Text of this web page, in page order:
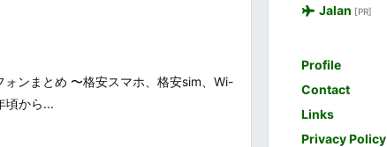
ンまとめ 〜格安スマホ、格安sim、Wi-
頃から...
Jalan [PR]
Profile
Contact
Links
Privacy Policy